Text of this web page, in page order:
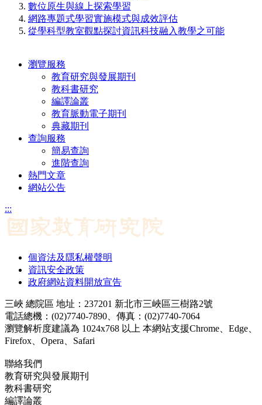
數位原生與線上探索學習
網路專題式學習實施模式與成效評估
從學科型教室觀點探討資訊科技融入教學之可能
瀏覽服務
教育研究與發展期刊
教科書研究
編譯論叢
教育脈動電子期刊
典藏期刊
查詢服務
簡易查詢
進階查詢
熱門文章
網站公告
:::
個資法及隱私權聲明
資訊安全政策
政府網站資料開放宣告
三峽 總院區 地址：237201 新北市三峽區三樹路2號
電話總機：(02)7740-7890、傳真：(02)7740-7064
瀏覽解析度建議為 1024x768 以上 本網站支援Chrome、Edge、
Firefox、Opera、Safari
聯絡我們
教育研究與發展期刊
教科書研究
編譯論叢